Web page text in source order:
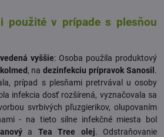
použité v prípade s plesňou
vyššie: Osoba použila produktový
, nadezinfekciu prípravok Sanosil.
prípad s plesňami pretrvával u osoby
infekcia dosť rozšírená, vyznačovala sa
svrbivých pľuzgierikov, olupovaním
- na tieto silne infekčné miesta bol
a Tea Tree olej. Odstraňovanie